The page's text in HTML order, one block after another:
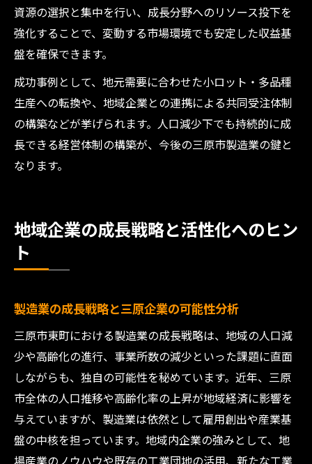
資源の選択と集中を行い、成長分野へのリソース投下を
強化することで、変動する市場環境でも安定した収益基
盤を確保できます。
成功事例として、地元需要に合わせた小ロット・多品種
生産への転換や、地域企業との連携による共同受注体制
の構築などが挙げられます。人口減少下でも持続的に成
長できる経営体制の構築が、今後の三原市製造業の鍵と
なります。
地域企業の成長戦略と活性化へのヒン
ト
製造業の成長戦略と三原企業の可能性分析
三原市東町における製造業の成長戦略は、地域の人口減
少や高齢化の進行、事業所数の減少といった課題に直面
しながらも、独自の可能性を秘めています。近年、三原
市全体の人口推移や高齢化率の上昇が地域経済に影響を
与えていますが、製造業は依然として雇用創出や産業基
盤の中核を担っています。地域内企業の強みとして、地
場産業のノウハウや既存の工業団地の活用、新たな工業